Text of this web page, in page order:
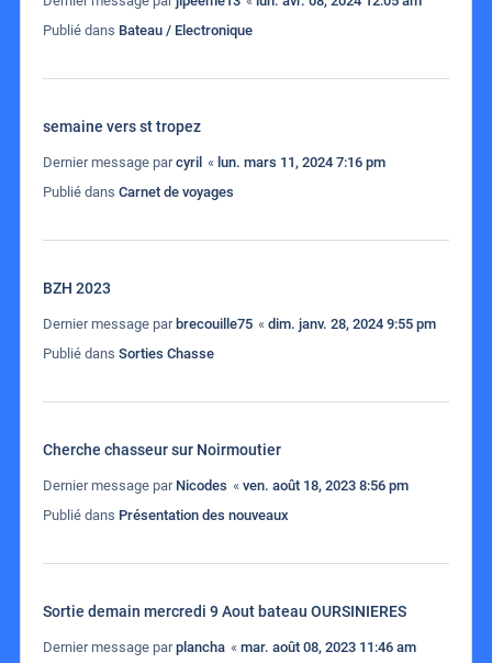
Publié dans Bateau / Electronique
semaine vers st tropez
Dernier message parcyril « lun. mars 11, 2024 7:16 pm
Publié dans Carnet de voyages
BZH 2023
Dernier message par brecouille75 « dim. janv. 28, 2024 9:55 pm
Publié dans Sorties Chasse
Cherche chasseur sur Noirmoutier
Dernier message par Nicodes « ven. août 18, 2023 8:56 pm
Publié dans Présentation des nouveaux
Sortie demain mercredi 9 Aout bateau OURSINIERES
Dernier message parplancha « mar. août 08, 2023 11:46 am